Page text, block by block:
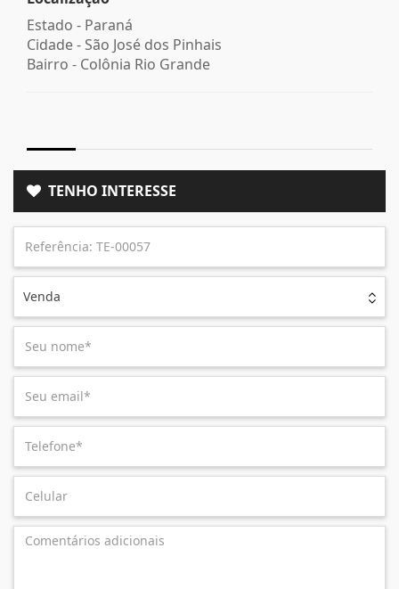
Estado - Paraná
Cidade - São José dos Pinhais
Bairro - Colônia Rio Grande
TENHO INTERESSE
Venda